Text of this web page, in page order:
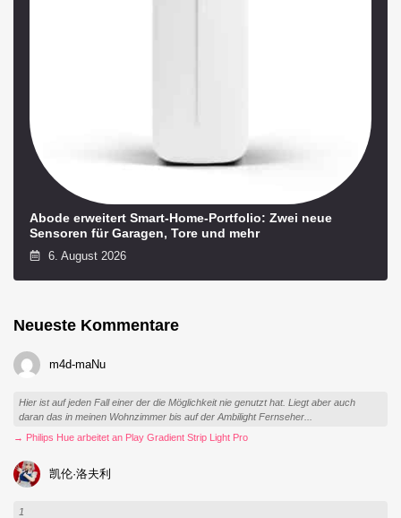
Abode erweitert Smart-Home-Portfolio: Zwei neue
Sensoren für Garagen, Tore und mehr
6. August 2026
Neueste Kommentare
m4d-maNu
Hier ist auf jeden Fall einer der die Möglichkeit nie genutzt hat. Liegt aber auch
daran das in meinen Wohnzimmer bis auf der Ambilight Fernseher...
→ Philips Hue arbeitet an Play Gradient Strip Light Pro
凯伦·洛夫利
1